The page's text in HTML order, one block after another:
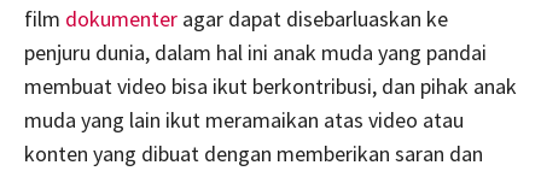
film dokumenter agar dapat disebarluaskan ke
penjuru dunia, dalam hal ini anak muda yang pandai
membuat video bisa ikut berkontribusi, dan pihak anak
muda yang lain ikut meramaikan atas video atau
konten yang dibuat dengan memberikan saran dan